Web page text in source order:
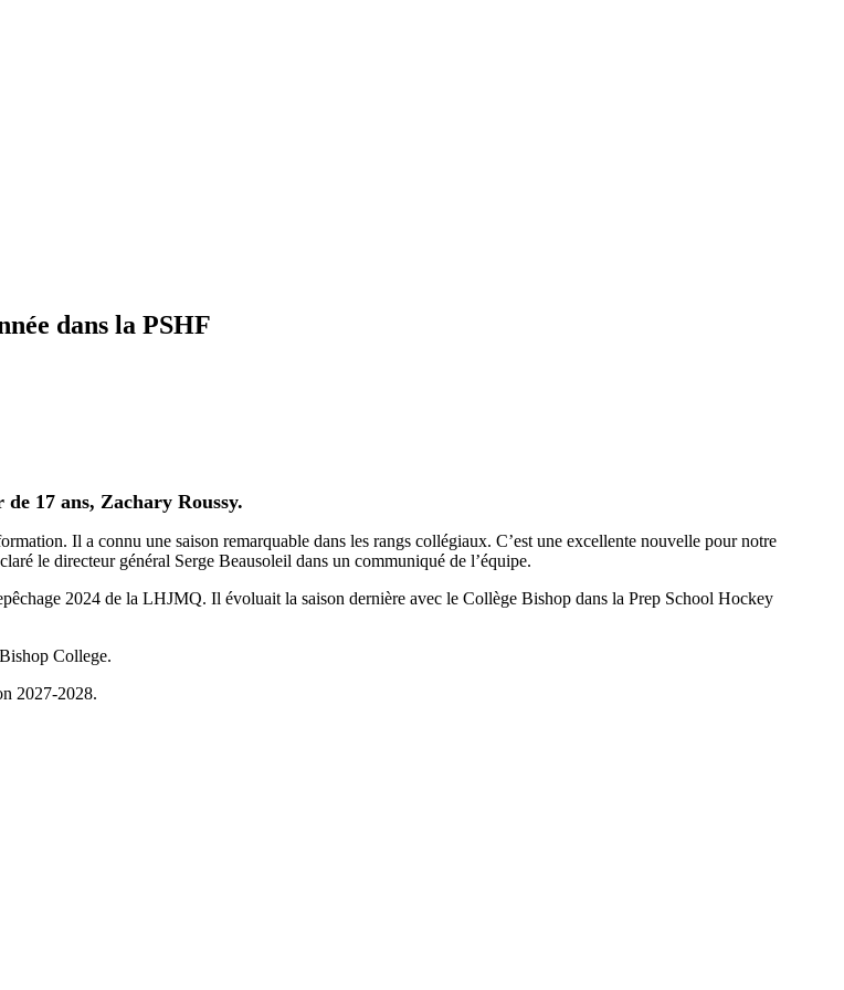
dans la PSHF
17 ans, Zachary Roussy.
Il a connu une saison remarquable dans les rangs collégiaux. C’est une excellente nouvelle pour notre
le directeur général Serge Beausoleil dans un communiqué de l’équipe.
2024 de la LHJMQ. Il évoluait la saison dernière avec le Collège Bishop dans la Prep School Hockey
College.
2027-2028.